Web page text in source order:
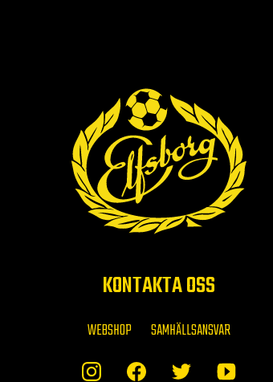
KONTAKTA OSS
WEBSHOP SAMHÄLLSANSVAR